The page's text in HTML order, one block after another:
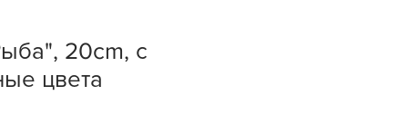
20cm, с
цвета